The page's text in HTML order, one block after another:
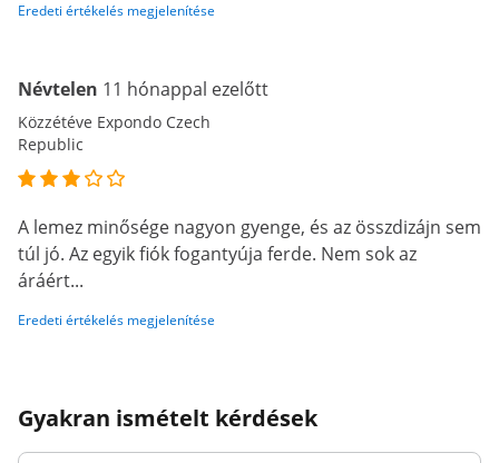
Eredeti értékelés megjelenítése
Névtelen 11 hónappal ezelőtt
Közzétéve Expondo Czech
Republic
A lemez minősége nagyon gyenge, és az összdizájn sem
túl jó. Az egyik fiók fogantyúja ferde. Nem sok az
áráért...
Eredeti értékelés megjelenítése
Gyakran ismételt kérdések